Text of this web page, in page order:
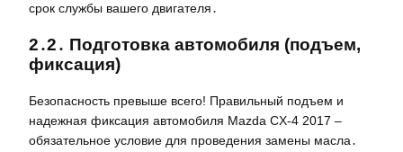
срок службы вашего двигателя․
2․2․ Подготовка автомобиля (подъем‚
фиксация)
Безопасность превыше всего! Правильный подъем и
надежная фиксация автомобиля Mazda CX-4 2017 –
обязательное условие для проведения замены масла․